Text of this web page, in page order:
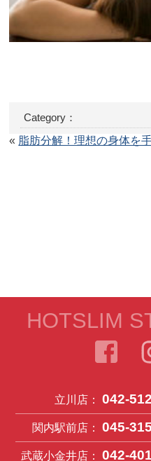
Category：
« 脂肪分解！理想の身体を
HOTSLIM
立川店： 042-
関内駅前店： 045-
武蔵小金井店： 042-